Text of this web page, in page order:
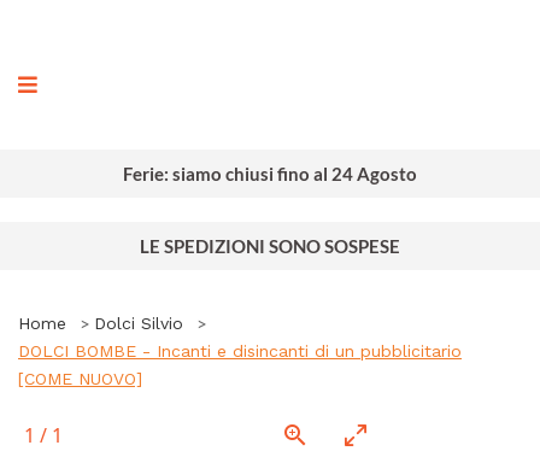
Ferie: siamo chiusi fino al 24 Agosto
LE SPEDIZIONI SONO SOSPESE
Home
Dolci Silvio
DOLCI BOMBE - Incanti e disincanti di un pubblicitario
[COME NUOVO]
1 / 1